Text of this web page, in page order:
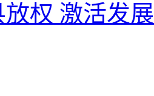
放权 激活发